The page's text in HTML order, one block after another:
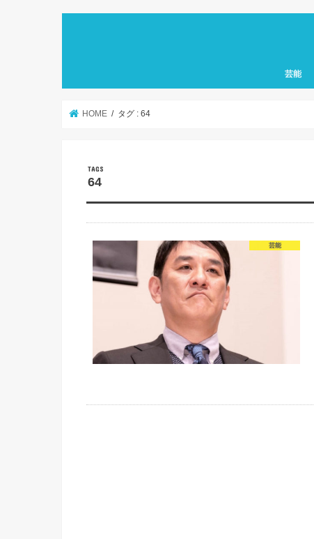
芸能
HOME タグ : 64
64
芸能